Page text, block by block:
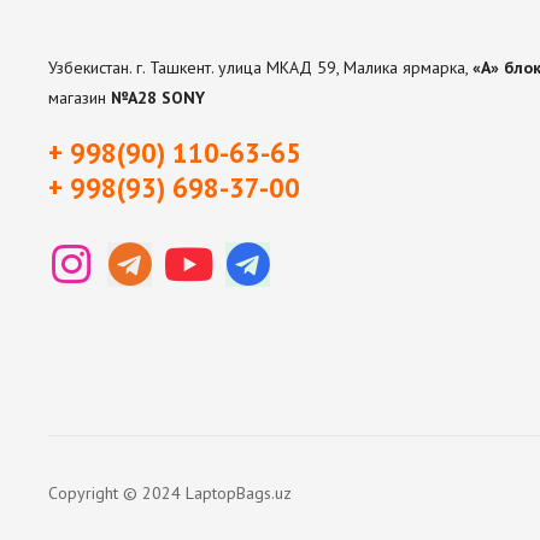
Узбекистан. г. Ташкент. улица МКАД 59, Малика ярмарка, «А»
магазин №А28 SONY
+ 998(90) 110-63-65
+ 998(93) 698-37-00
Copyright © 2024 LaptopBags.uz